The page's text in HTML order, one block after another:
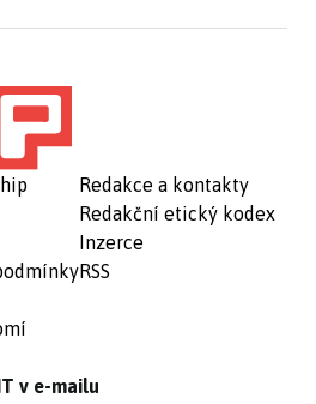
Redakce a kontakty
Redakční etický kodex
Inzerce
RSS
v e-mailu